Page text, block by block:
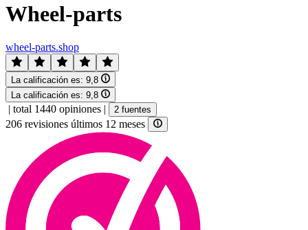
Wheel-parts
wheel-parts.shop
La calificación es: 9,8
La calificación es: 9,8
| total 1440 opiniones | 2 fuentes
206 revisiones últimos 12 meses